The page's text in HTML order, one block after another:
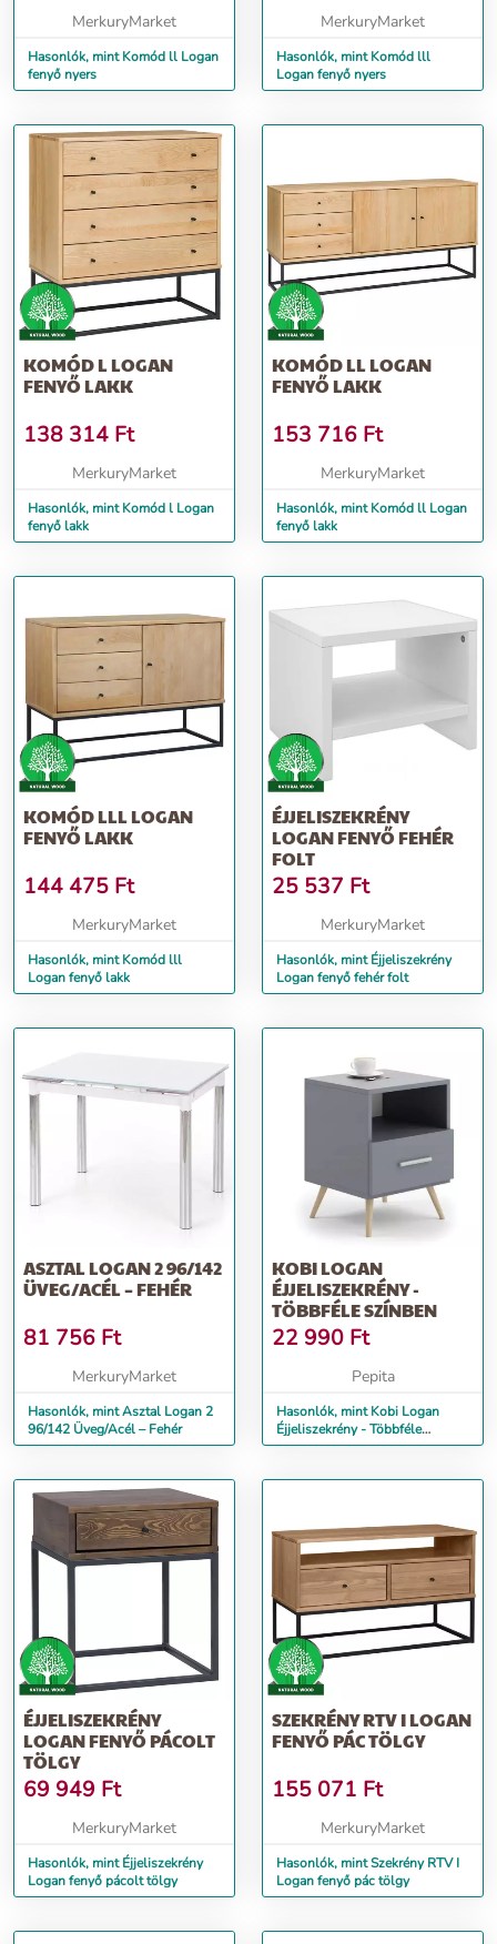
MerkuryMarket
Hasonlók, mint Komód ll Logan
fenyő nyers
MerkuryMarket
Hasonlók, mint Komód lll
Logan fenyő nyers
KOMÓD L LOGAN
FENYŐ LAKK
138 314 Ft
MerkuryMarket
Hasonlók, mint Komód l Logan
fenyő lakk
KOMÓD LL LOGAN
FENYŐ LAKK
153 716 Ft
MerkuryMarket
Hasonlók, mint Komód ll Logan
fenyő lakk
KOMÓD LLL LOGAN
FENYŐ LAKK
144 475 Ft
MerkuryMarket
Hasonlók, mint Komód lll
Logan fenyő lakk
ÉJJELISZEKRÉNY
LOGAN FENYŐ FEHÉR
FOLT
25 537 Ft
MerkuryMarket
Hasonlók, mint Éjjeliszekrény
Logan fenyő fehér folt
ASZTAL LOGAN 2 96/142
ÜVEG/ACÉL – FEHÉR
81 756 Ft
MerkuryMarket
Hasonlók, mint Asztal Logan 2
96/142 Üveg/Acél – Fehér
KOBI LOGAN
ÉJJELISZEKRÉNY -
TÖBBFÉLE SZÍNBEN
22 990 Ft
Pepita
Hasonlók, mint Kobi Logan
Éjjeliszekrény - Többféle
színben
ÉJJELISZEKRÉNY
LOGAN FENYŐ PÁCOLT
TÖLGY
69 949 Ft
MerkuryMarket
Hasonlók, mint Éjjeliszekrény
Logan fenyő pácolt tölgy
SZEKRÉNY RTV I LOGAN
FENYŐ PÁC TÖLGY
155 071 Ft
MerkuryMarket
Hasonlók, mint Szekrény RTV I
Logan fenyő pác tölgy